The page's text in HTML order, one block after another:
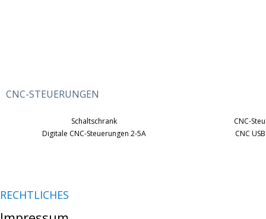
CNC-STEUERUNGEN
Schaltschrank
CNC-
Digitale CNC-Steuerungen 2-5A
CNC
RECHTLICHES